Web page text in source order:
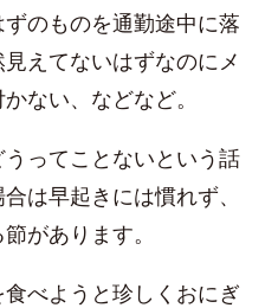
のものを通勤途中に落
えてないはずなのにメ
ない、などなど。
ってことないという話
は早起きには慣れず、
があります。
べようと珍しくおにぎ